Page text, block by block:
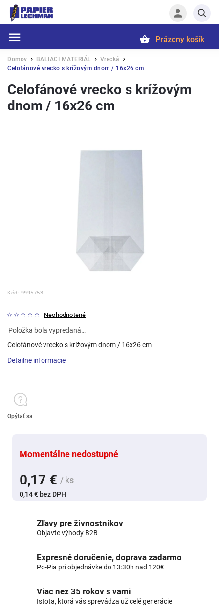
Prázdny košík
Domov / BALIACI MATERIÁL / Vrecká
/
Celofánové vrecko s krížovým dnom / 16x26 cm
Celofánové vrecko s krížovým
dnom / 16x26 cm
Kód: 9995753
Neohodnotené
0,17 € / ks
0,14 € bez DPH
Momentálne nedostupné
Položka bola vypredaná…
Celofánové vrecko s krížovým dnom / 16x26 cm
Detailné informácie
Opýtať sa
Zľavy pre živnostníkov
Objavte výhody B2B
Expresné doručenie, doprava zadarmo
Po-Pia pri objednávke do 13:30h nad 120€
Viac než 35 rokov s vami
Istota, ktorá vás sprevádza už celé generácie